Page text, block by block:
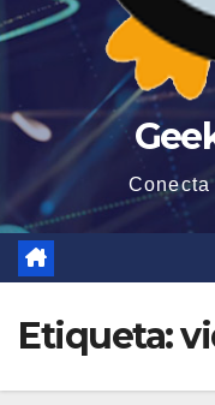
Etiqueta: